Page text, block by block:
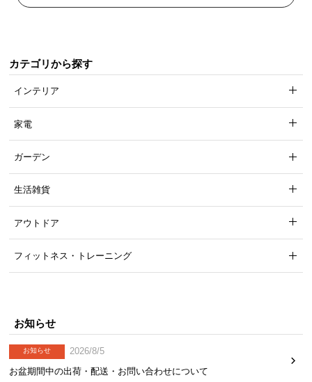
カテゴリから探す
インテリア
家電
ガーデン
生活雑貨
アウトドア
フィットネス・トレーニング
お知らせ
お知らせ
2026/8/5
お盆期間中の出荷・配送・お問い合わせについて